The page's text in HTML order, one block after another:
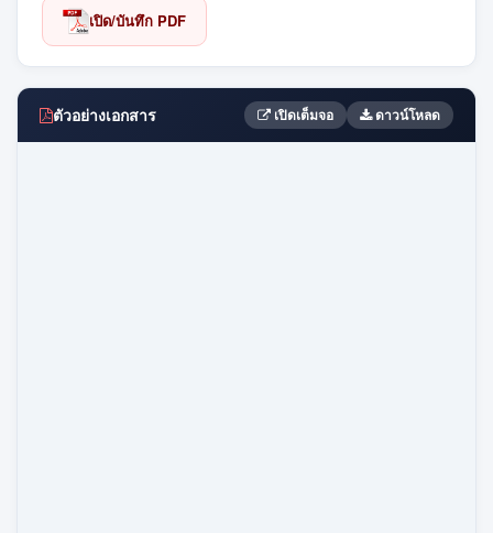
เปิด/บันทึก PDF
ตัวอย่างเอกสาร เปิดเต็มจอ ดาวน์โหลด